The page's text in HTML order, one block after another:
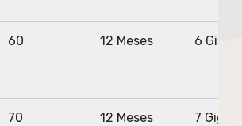
60 12 Meses 6 Gigas
70 12 Meses 7 Gigas